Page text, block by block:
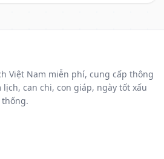
Việt Nam miễn phí, cung cấp thông
can chi, con giáp, ngày tốt xấu